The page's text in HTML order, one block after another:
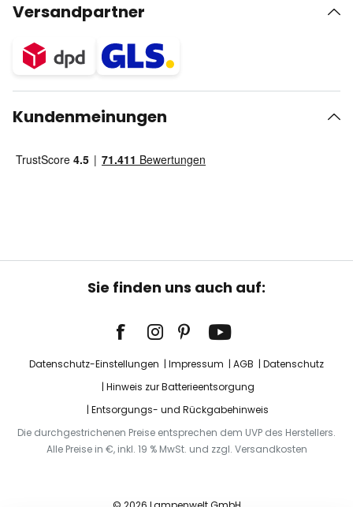
Versandpartner
Kundenmeinungen
Sie finden uns auch auf:
Datenschutz-Einstellungen Impressum AGB
Datenschutz
Hinweis zur Batterieentsorgung
Entsorgungs- und Rückgabehinweis
Die durchgestrichenen Preise entsprechen dem UVP des Herstellers.
Alle Preise in €, inkl. 19 % MwSt. und zzgl. Versandkosten